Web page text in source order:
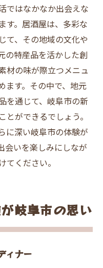
ではなかなか出会えな
す。居酒屋は、多彩な
て、その地域の文化や
の特産品を活かした創
材の味が際立つメニュ
ます。その中で、地元
を通じて、岐阜市の新
とができるでしょう。
に深い岐阜市の体験が
会いを楽しみにしなが
てください。
岐阜市の思い
ィナー